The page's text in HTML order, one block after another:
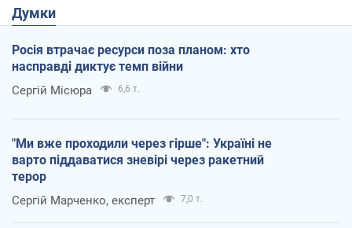
Думки
Росія втрачає ресурси поза планом: хто
насправді диктує темп війни
Сергій Місюра 6,6 т.
"Ми вже проходили через гірше": Україні не
варто піддаватися зневірі через ракетний
терор
Сергій Марченко, експерт 7,0 т.